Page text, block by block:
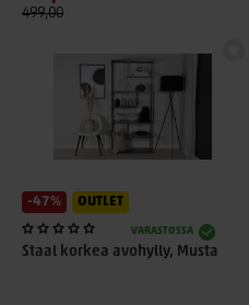
499,00
-47% OUTLET
VARASTOSSA
Staal korkea avohylly, Musta